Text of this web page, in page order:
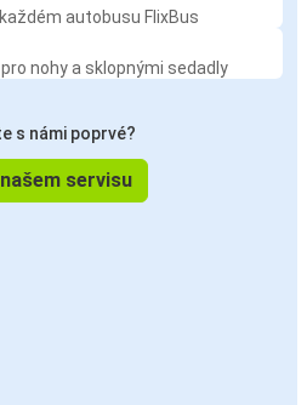
autobusu FlixBus
nohy a sklopnými sedadly
s námi poprvé?
servisu